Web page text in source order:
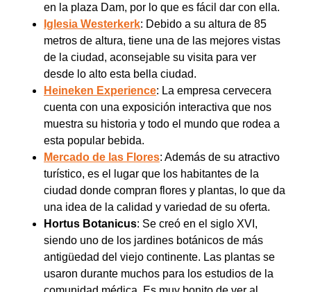
en la plaza Dam, por lo que es fácil dar con ella.
Iglesia Westerkerk: Debido a su altura de 85
metros de altura, tiene una de las mejores vistas
de la ciudad, aconsejable su visita para ver
desde lo alto esta bella ciudad.
Heineken Experience: La empresa cervecera
cuenta con una exposición interactiva que nos
muestra su historia y todo el mundo que rodea a
esta popular bebida.
Mercado de las Flores: Además de su atractivo
turístico, es el lugar que los habitantes de la
ciudad donde compran flores y plantas, lo que da
una idea de la calidad y variedad de su oferta.
Hortus Botanicus: Se creó en el siglo XVI,
siendo uno de los jardines botánicos de más
antigüedad del viejo continente. Las plantas se
usaron durante muchos para los estudios de la